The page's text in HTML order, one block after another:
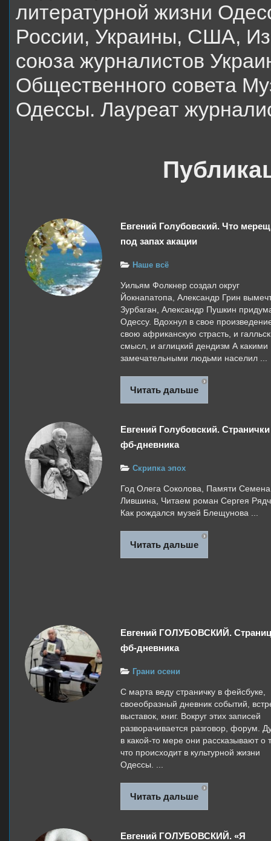
литературной жизни
России, Украины, США,
союза журналистов
Общественного совета
Одессы. Лауреат
Евгений Голубовский. Что
под запах акации
Наше всё
Уильям Фолкнер создал округ
Йокнапатопа, Александр Грин
Зурбаган, Александр Пушкин
Одессу. Вдохнул в свое
свою африканскую страсть, и
смысл, и аглицкий дендизм А какими
замечательными людьми населил ...
Читать дальше
Евгений Голубовский. Странички
фб-дневника
Скрипка эпох
Год Олега Соколова, Памяти Семена
Лившина, Читаем роман Сергея
Как рождался музей Блещунова ...
Читать дальше
Евгений ГОЛУБОВСКИЙ.
фб-дневника
Грани осени
С марта веду страничку в фейсбуке,
своеобразный дневник событий,
выставок, книг. Вокруг этих записей
разворачивается разговор, форум.
в какой-то мере они рассказывают о
что происходит в культурной жизни
Одессы. ...
Читать дальше
Евгений ГОЛУБОВСКИЙ. «Я